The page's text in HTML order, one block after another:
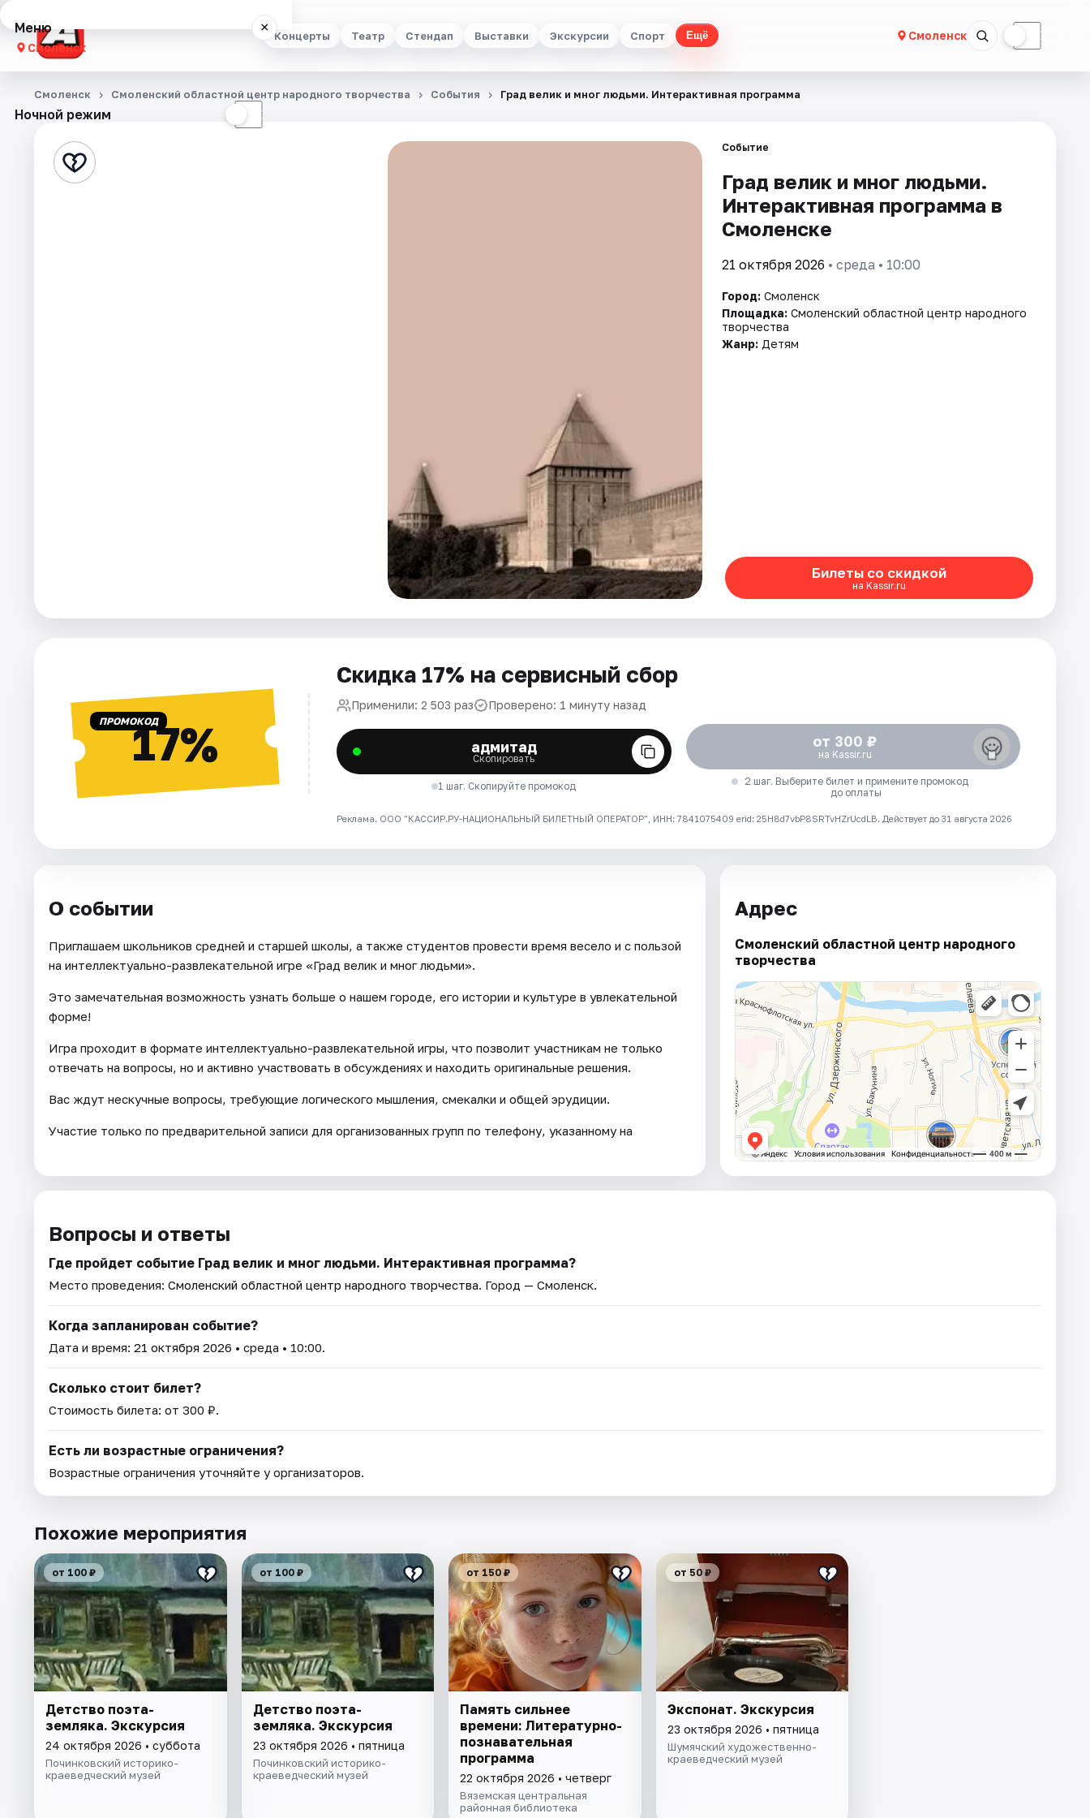
Концерты Театр Стендап Выставки Экскурсии Спорт Ещё Смоленск ☾
Меню ×
Смоленск
Концерты
Стендап
Ночной режим ☾
Смоленск Смоленский областной центр народного творчества События Град велик и мног людьми. Интерактивная программа
Событие
Град велик и мног людьми.
Интерактивная программа в
Смоленске
21 октября 2026 • среда • 10:00
Город: Смоленск
Площадка: Смоленский областной центр народного
творчества
Жанр: Детям
Билеты со скидкой
на Kassir.ru
ПРОМОКОД17%
Скидка 17% на сервисный сбор
Применили: 2 503 раз Проверено: 1 минуту назад
адмитад
Скопировать
1 шаг. Скопируйте промокод
от 300 ₽
на Kassir.ru
2 шаг. Выберите билет и примените промокод
до оплаты
Реклама. ООО "КАССИР.РУ-НАЦИОНАЛЬНЫЙ БИЛЕТНЫЙ ОПЕРАТОР", ИНН: 7841075409 erid: 25H8d7vbP8SRTvHZrUcdLB. Действует до 31 августа 2026
О событии
Приглашаем школьников средней и старшей школы, а также студентов провести время весело и с пользой
на интеллектуально-развлекательной игре «Град велик и мног людьми».
Это замечательная возможность узнать больше о нашем городе, его истории и культуре в увлекательной
форме!
Игра проходит в формате интеллектуально-развлекательной игры, что позволит участникам не только
отвечать на вопросы, но и активно участвовать в обсуждениях и находить оригинальные решения.
Вас ждут нескучные вопросы, требующие логического мышления, смекалки и общей эрудиции.
Участие только по предварительной записи для организованных групп по телефону, указанному на
Адрес
Смоленский областной центр народного
творчества
Вопросы и ответы
Где пройдет событие Град велик и мног людьми. Интерактивная программа?
Место проведения: Смоленский областной центр народного творчества. Город — Смоленск.
Когда запланирован событие?
Дата и время: 21 октября 2026 • среда • 10:00.
Сколько стоит билет?
Стоимость билета: от 300 ₽.
Есть ли возрастные ограничения?
Возрастные ограничения уточняйте у организаторов.
Похожие мероприятия
от 100 ₽
Детство поэта-
земляка. Экскурсия
24 октября 2026 • суббота
Починковский историко-
краеведческий музей
от 100 ₽
Детство поэта-
земляка. Экскурсия
23 октября 2026 • пятница
Починковский историко-
краеведческий музей
от 150 ₽
Память сильнее
времени: Литературно-
познавательная
программа
22 октября 2026 • четверг
Вяземская центральная
районная библиотека
от 50 ₽
Экспонат. Экскурсия
23 октября 2026 • пятница
Шумячский художественно-
краеведческий музей